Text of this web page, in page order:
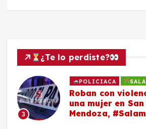
¿Te lo perdiste?
3
POLICIACA
Roban con
una mujer en
Mendoza,